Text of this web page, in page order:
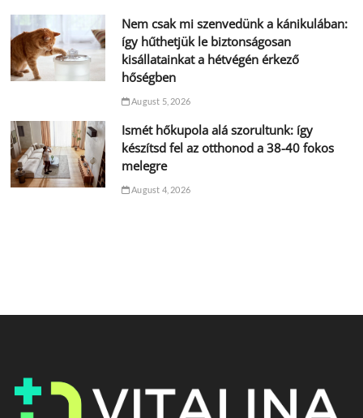
Nem csak mi szenvedünk a kánikulában:
így hűthetjük le biztonságosan
kisállatainkat a hétvégén érkező
hőségben
August 5, 2026
Ismét hőkupola alá szorultunk: így
készítsd fel az otthonod a 38-40 fokos
melegre
August 4, 2026